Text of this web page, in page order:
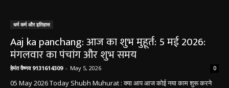
धर्म कर्म और इतिहास
Aaj ka panchang: आज का शुभ मुहूर्त: 5 मई 2026:
मंगलवार का पंचांग और शुभ समय
हेमंत वैष्णव 9131614309 - May 5, 2026 0
05 May 2026 Today Shubh Muhurat : क्या आप आज कोई नया काम शुरू करने